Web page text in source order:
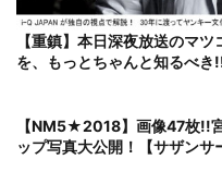
【重鎮】本日深夜放送のマ
を、もっとちゃんと知るべき
【NM5★2018】画像47枚!!
ップ写真大公開！【サザンサ